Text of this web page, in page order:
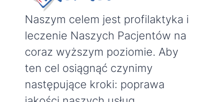
Naszym celem jest profilaktyka i
leczenie Naszych Pacjentów na
coraz wyższym poziomie. Aby
ten cel osiągnąć czynimy
następujące kroki: poprawa